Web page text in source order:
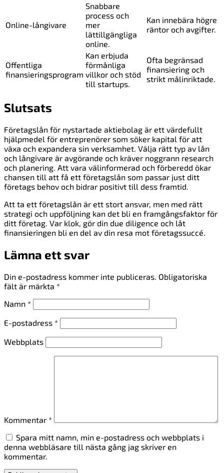
Online-långivare
Snabbare
process och
mer
lättillgängliga
online.
Kan innebära högre
räntor och avgifter.
Offentliga
finansieringsprogram
Kan erbjuda
förmånliga
villkor och stöd
till startups.
Ofta begränsad
finansiering och
strikt målinriktade.
Slutsats
Företagslån för nystartade aktiebolag är ett värdefullt
hjälpmedel för entreprenörer som söker kapital för att
växa och expandera sin verksamhet. Välja rätt typ av lån
och långivare är avgörande och kräver noggrann research
och planering. Att vara välinformerad och förberedd ökar
chansen till att få ett företagslån som passar just ditt
företags behov och bidrar positivt till dess framtid.
Att ta ett företagslån är ett stort ansvar, men med rätt
strategi och uppföljning kan det bli en framgångsfaktor för
ditt företag. Var klok, gör din due diligence och låt
finansieringen bli en del av din resa mot företagssuccé.
Lämna ett svar
Din e-postadress kommer inte publiceras. Obligatoriska
fält är märkta *
Namn *
E-postadress *
Webbplats
Kommentar *
Spara mitt namn, min e-postadress och webbplats i
denna webbläsare till nästa gång jag skriver en
kommentar.